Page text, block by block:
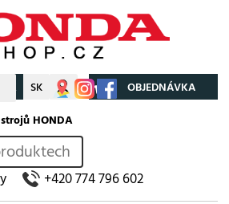
CZ SK Můj účet OBJEDNÁVKA
HONDA
+420 774 796 602